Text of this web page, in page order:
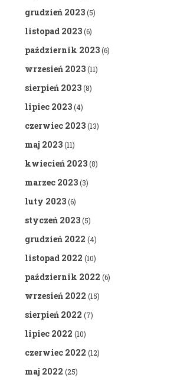
grudzień 2023(5)
listopad 2023(6)
październik 2023(6)
wrzesień 2023(11)
sierpień 2023(8)
lipiec 2023(4)
czerwiec 2023(13)
maj 2023(11)
kwiecień 2023(8)
marzec 2023(3)
luty 2023(6)
styczeń 2023(5)
grudzień 2022 (4)
listopad 2022 (10)
październik 2022 (6)
wrzesień 2022 (15)
sierpień 2022 (7)
lipiec 2022 (10)
czerwiec 2022 (12)
maj 2022 (25)